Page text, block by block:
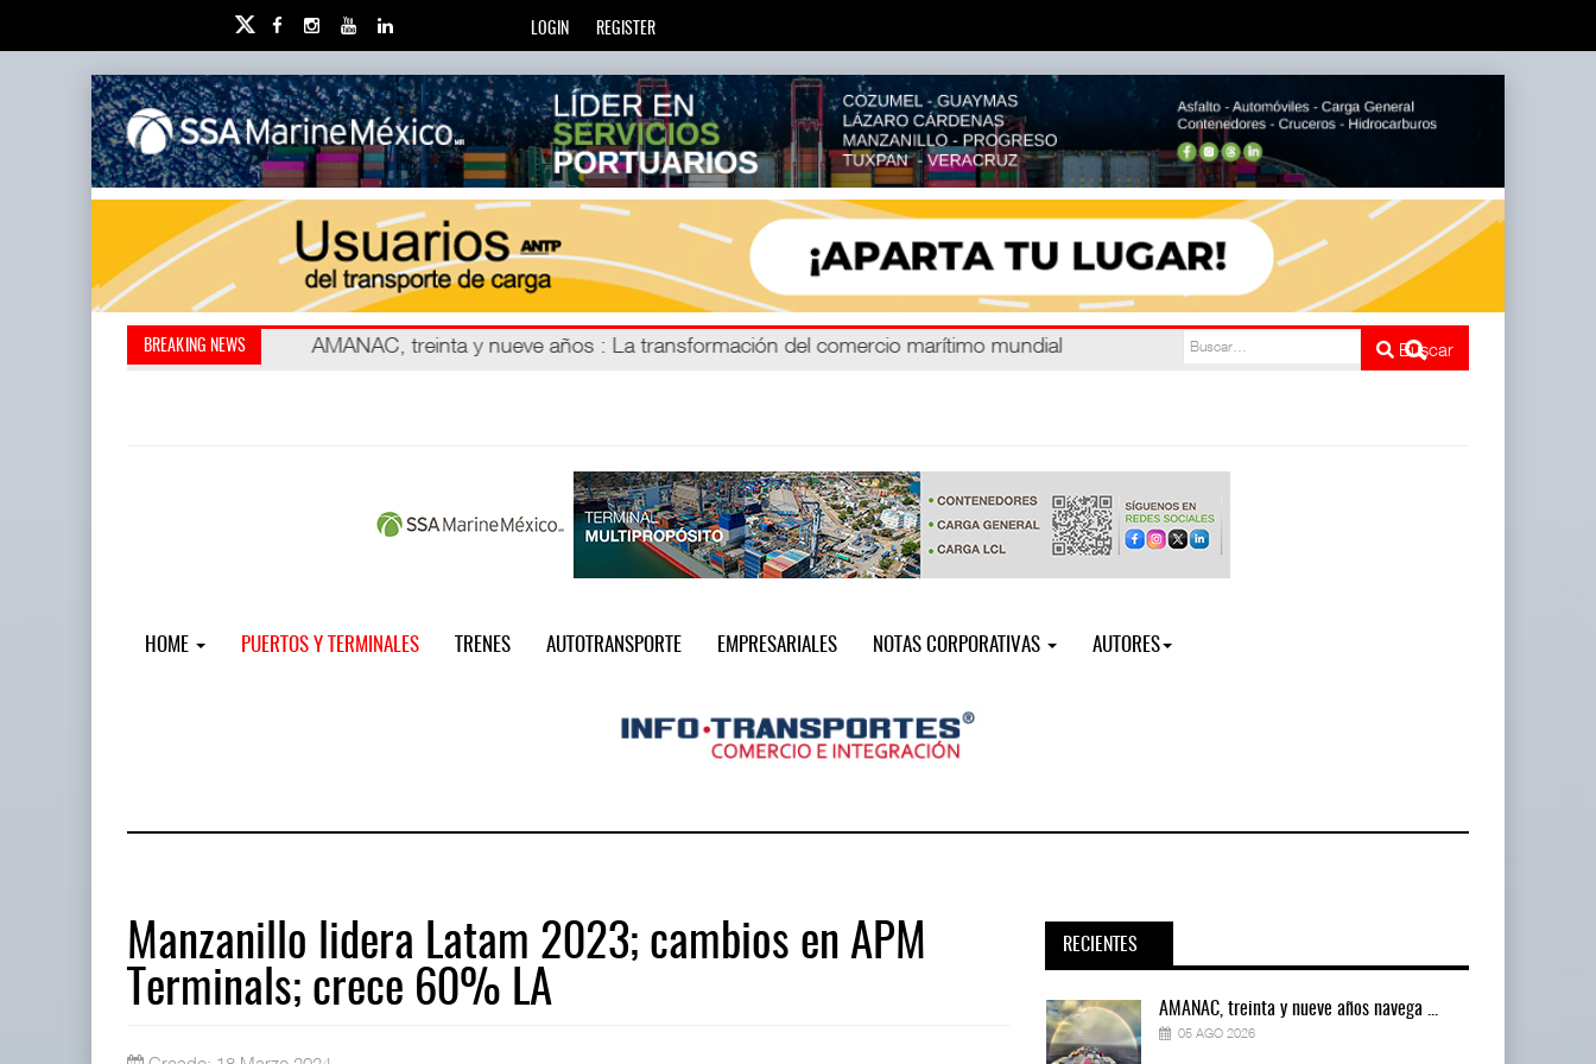
LOGIN REGISTER
BREAKING NEWS Kanasín, evitar crisis ambien
AMANAC, treinta y nueve años : La transformación del comercio marítimo mundial
Buscar
HOME PUERTOS Y TERMINALES TRENES AUTOTRANSPORTE EMPRESARIALES NOTAS CORPORATIVAS AUTORES
Manzanillo lidera Latam 2023; cambios en APM
Terminals; crece 60% LA
RECIENTES
AMANAC, treinta y nueve años navega ... AMANAC, treinta y nueve años navega ...
05 AGO 2026